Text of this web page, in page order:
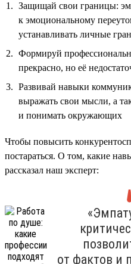
Защищай свои границы:
к эмоциональному
устанавливать личные
Формируй
прекрасно, но её
Развивай навыки
выражать свои мысли, а
и понимать окружающих
Чтобы повысить
постараться. О том, какие
рассказал наш эксперт:
от фактов и